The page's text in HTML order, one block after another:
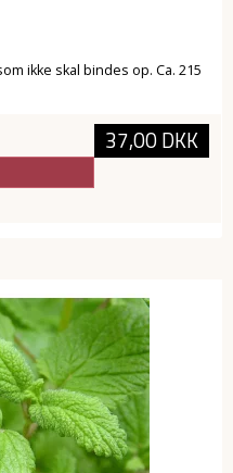
ikke skal bindes op. Ca. 215
37,00 DKK